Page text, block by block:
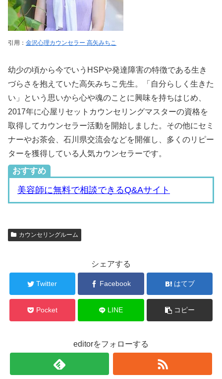
引用： 金沢心理カウンセラー 高矢みちこ
幼少の頃から今でいうHSPや発達障害の特徴である生き
づらさを抱えていた高矢みちこ先生。「自分らしく生きた
い」という思いから心や魂のことに興味を持ちはじめ、
2017年に心屋リセットカウンセリングマスターの資格を
取得してカウンセラー活動を開始しました。その他にセミ
ナーやお茶会、石川県交流会などを開催し、多くのリピー
ターを獲得している人気カウンセラーです。
おすすめ
美容師に無料で相談できるQ&Aサイト
カウンセリングルーム
シェアする
Twitter Facebook はてブ
Pocket LINE コピー
editorをフォローする